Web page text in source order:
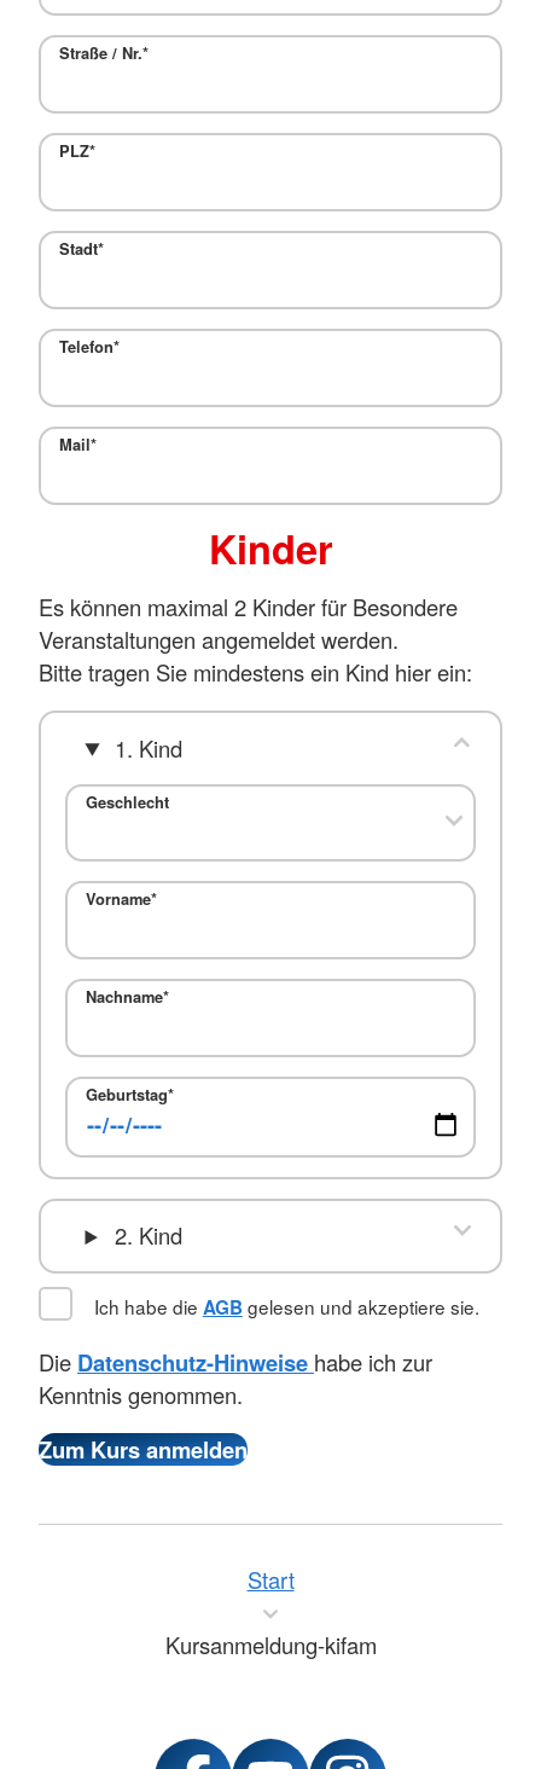
Straße / Nr.*
PLZ*
Stadt*
Telefon*
Mail*
Kinder
Es können maximal 2 Kinder für Besondere
Veranstaltungen angemeldet werden.
Bitte tragen Sie mindestens ein Kind hier ein:
1. Kind
Geschlecht
Vorname*
Nachname*
Geburtstag*
2. Kind
Ich habe die AGBgelesen und akzeptiere sie.
Die Datenschutz-Hinweise habe ich zur
Kenntnis genommen.
Start
Kursanmeldung-kifam